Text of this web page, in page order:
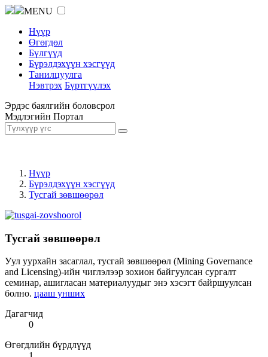
MENU
Нүүр
Өгөгдөл
Бүлгүүд
Бүрэлдэхүүн хэсгүүд
Танилцуулга
Нэвтрэх Бүртгүүлэх
Эрдэс баялгийн боловсрол
Мэдлэгийн Портал
Нүүр
Бүрэлдэхүүн хэсгүүд
Тусгай зөвшөөрөл
Тусгай зөвшөөрөл
Уул уурхайн засаглал, тусгай зөвшөөрөл (Mining Governance
and Licensing)-ийн чиглэлээр зохион байгуулсан сургалт
семинар, ашигласан материалуудыг энэ хэсэгт байршуулсан
болно. цааш унших
Дагагчид
0
Өгөгдлийн бүрдлүүд